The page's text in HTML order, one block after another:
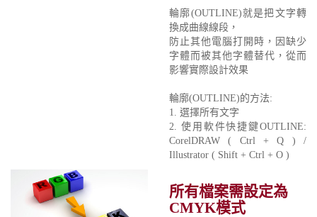
輪廓(OUTLINE)就是把文字轉
換成曲線線段，
防止其他電腦打開時，因缺少
字體而被其他字體替代，從而
影響實際設計效果
輪廓(OUTLINE)的方法:
1. 選擇所有文字
2. 使用軟件快捷鍵OUTLINE:
CorelDRAW ( Ctrl + Q ) /
Illustrator ( Shift + Ctrl + O )
所有檔案需設定為
CMYK模式